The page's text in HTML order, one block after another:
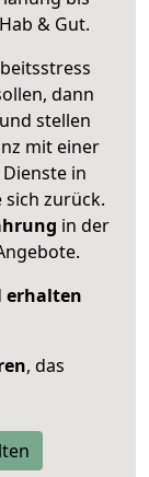
& Gut.
dann
stellen
mit einer
in
sich zurück.
in der
erhalten
, das